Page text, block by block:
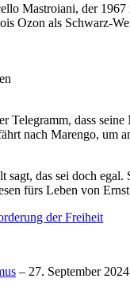
Mastroiani, der
Ozon als Schwarz-
Telegramm, dass
nach Marengo, um
das sei doch
fürs Leben von
– 27. September 2024